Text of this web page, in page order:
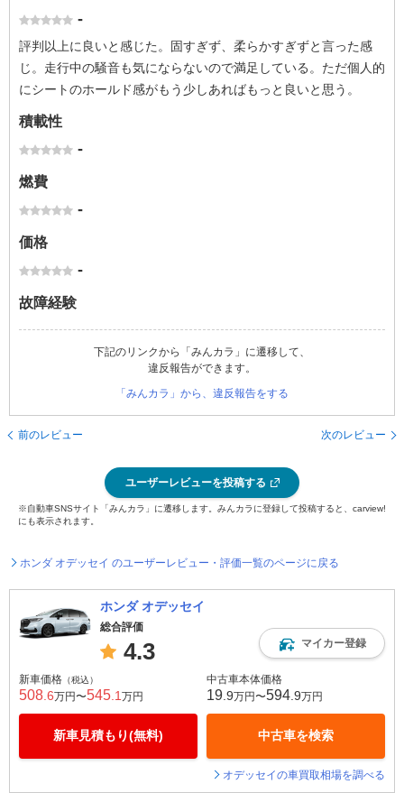
-
評判以上に良いと感じた。固すぎず、柔らかすぎずと言った感
じ。走行中の騒音も気にならないので満足している。ただ個人的
にシートのホールド感がもう少しあればもっと良いと思う。
積載性
-
燃費
-
価格
-
故障経験
下記のリンクから「みんカラ」に遷移して、
違反報告ができます。
「みんカラ」から、違反報告をする
前のレビュー 次のレビュー
ユーザーレビューを投稿する
※自動車SNSサイト「みんカラ」に遷移します。みんカラに登録して投稿すると、carview!
にも表示されます。
ホンダ オデッセイ のユーザーレビュー・評価一覧のページに戻る
ホンダ オデッセイ
総合評価
4.3 マイカー登録
新車価格 （税込）
508 .6万円〜545 .1 万円
新車見積もり(無料)
中古車本体価格
19 .9万円〜594 .9万円
中古車を検索
オデッセイの車買取相場を調べる